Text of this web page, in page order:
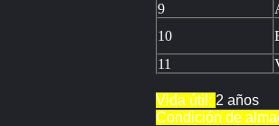
9
10
11
Vida útil: 2 años
Condición de